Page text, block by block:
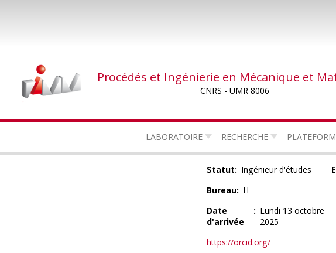
Procédés et Ingénierie en Mécanique et
CNRS - UMR 8006
LABORATOIRE RECHERCHE
Statut
Ingénieur d'études
Bureau
H
Date
d'arrivée
Lundi 13 octobre
2025
https://orcid.org/